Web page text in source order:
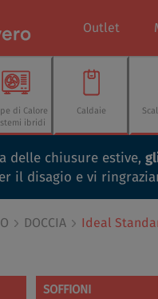
Outlet
di Calore
ibridi
Caldaie
delle chiusure estive,
il disagio e vi
DOCCIA Ideal
SOFFIONI